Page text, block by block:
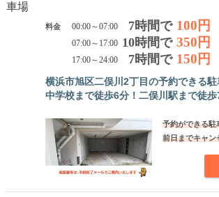
料金 00:00～07:00 7時間で 100円
07:00～17:00 10時間で 350円
17:00～24:00 7時間で 150円
横浜市旭区二俣川2丁目の予約できる
中学校まで徒歩6分！二俣川駅まで徒歩
予約ができる駐
前日までキャン